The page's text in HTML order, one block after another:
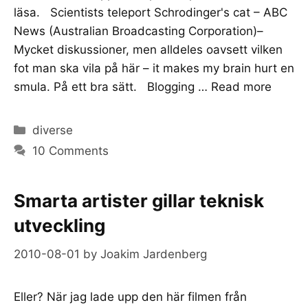
läsa. Scientists teleport Schrodinger's cat – ABC
News (Australian Broadcasting Corporation)–
Mycket diskussioner, men alldeles oavsett vilken
fot man ska vila på här – it makes my brain hurt en
smula. På ett bra sätt. Blogging … Read more
Categories
diverse
10 Comments
Smarta artister gillar teknisk
utveckling
2010-08-01 by Joakim Jardenberg
Eller? När jag lade upp den här filmen från